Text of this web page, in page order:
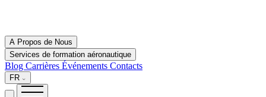
A Propos de Nous
Services de formation aéronautique
Blog Carrières Événements Contacts
FR